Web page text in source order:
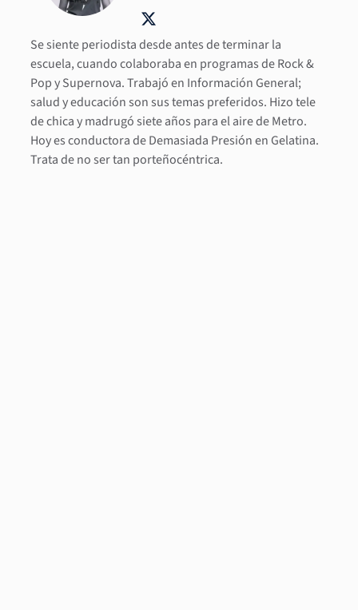
Se siente periodista desde antes de terminar la
escuela, cuando colaboraba en programas de Rock &
Pop y Supernova. Trabajó en Información General;
salud y educación son sus temas preferidos. Hizo tele
de chica y madrugó siete años para el aire de Metro.
Hoy es conductora de Demasiada Presión en Gelatina.
Trata de no ser tan porteñocéntrica.